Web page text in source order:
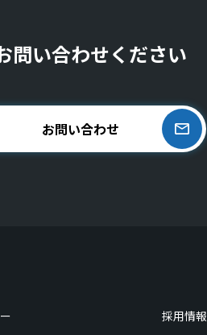
問い合わせください
お問い合わせ
採用情報